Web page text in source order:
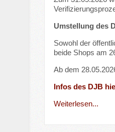
Umstellung des
Sowohl der
beide Shops am
Ab dem
Infos des DJB
Weiterlesen...